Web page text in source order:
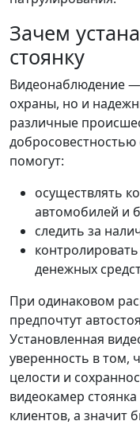
Зачем
стоянку
Видеонаблюдение
охраны, но и
различные
помогут:
осуществлять
автомобилей и
следить за
денежных
При одинаковом
предпочтут
Установленная
уверенность в том,
целости и
видеокамер
клиентов, а значит